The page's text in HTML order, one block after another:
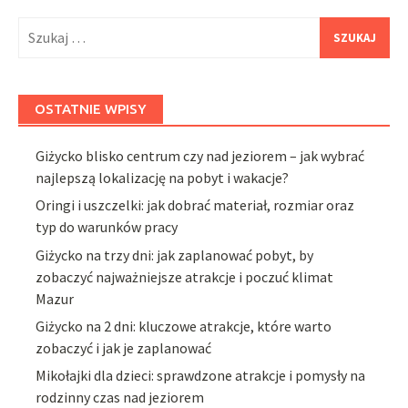
OSTATNIE WPISY
Giżycko blisko centrum czy nad jeziorem – jak wybrać
najlepszą lokalizację na pobyt i wakacje?
Oringi i uszczelki: jak dobrać materiał, rozmiar oraz
typ do warunków pracy
Giżycko na trzy dni: jak zaplanować pobyt, by
zobaczyć najważniejsze atrakcje i poczuć klimat
Mazur
Giżycko na 2 dni: kluczowe atrakcje, które warto
zobaczyć i jak je zaplanować
Mikołajki dla dzieci: sprawdzone atrakcje i pomysły na
rodzinny czas nad jeziorem